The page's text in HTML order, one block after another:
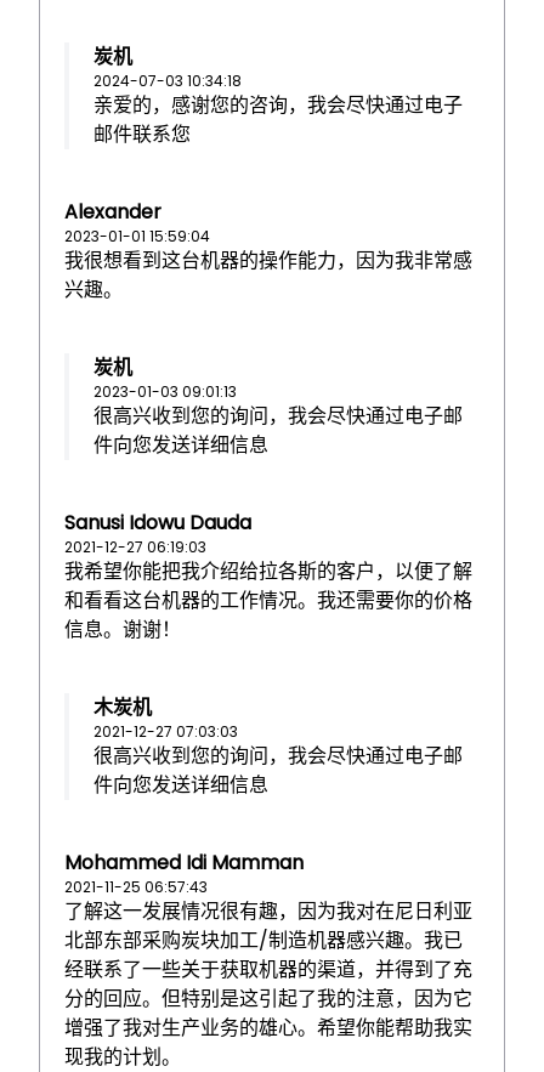
炭机
2024-07-03 10:34:18
亲爱的，感谢您的咨询，我会尽快通过电子
邮件联系您
Alexander
2023-01-01 15:59:04
我很想看到这台机器的操作能力，因为我非常感
兴趣。
炭机
2023-01-03 09:01:13
很高兴收到您的询问，我会尽快通过电子邮
件向您发送详细信息
Sanusi Idowu Dauda
2021-12-27 06:19:03
我希望你能把我介绍给拉各斯的客户，以便了解
和看看这台机器的工作情况。我还需要你的价格
信息。谢谢！
木炭机
2021-12-27 07:03:03
很高兴收到您的询问，我会尽快通过电子邮
件向您发送详细信息
Mohammed Idi Mamman
2021-11-25 06:57:43
了解这一发展情况很有趣，因为我对在尼日利亚
北部东部采购炭块加工/制造机器感兴趣。我已
经联系了一些关于获取机器的渠道，并得到了充
分的回应。但特别是这引起了我的注意，因为它
增强了我对生产业务的雄心。希望你能帮助我实
现我的计划。